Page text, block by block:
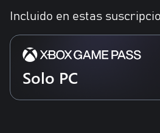
Incluido en estas
Solo PC